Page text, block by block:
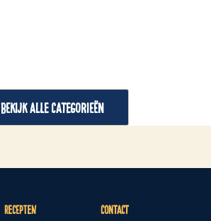
BEKIJK ALLE CATEGORIEËN
Recepten
Contact